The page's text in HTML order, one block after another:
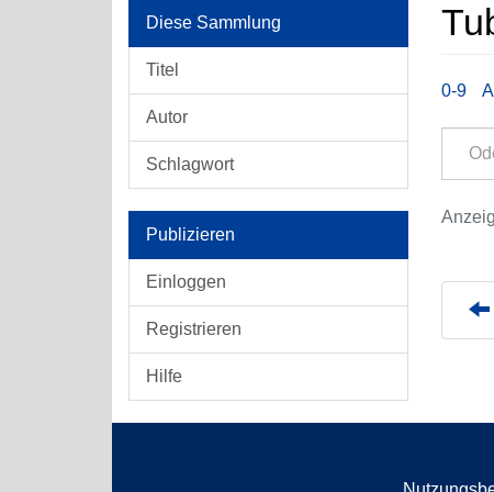
Diese Sammlung
Titel
Autor
Schlagwort
Publizieren
Einloggen
Registrieren
Hilfe
0-9 A